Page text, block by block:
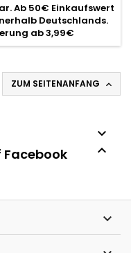
Ab 50€ Einkaufswert
Deutschlands.
ab 3,99€
ZUM SEITENANFANG 


Facebook
